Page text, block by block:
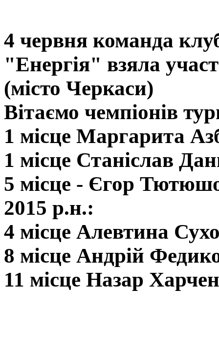
4 червня команда
"Енергія" взяла
(місто Черкаси)
Вітаємо чемпіонів
1 місце Маргарита
1 місце Станіслав
5 місце - Єгор
2015 р.н.:
4 місце Алевтина
8 місце Андрій
11 місце Назар